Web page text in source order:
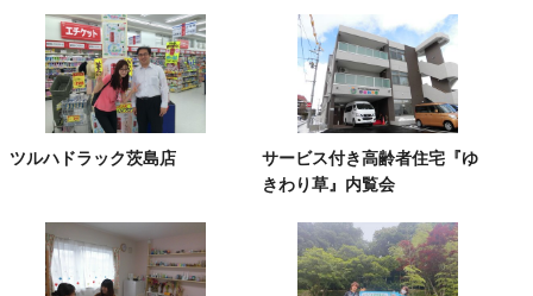
ツルハドラック茨島店
サービス付き高齢者住宅『ゆ
きわり草』内覧会